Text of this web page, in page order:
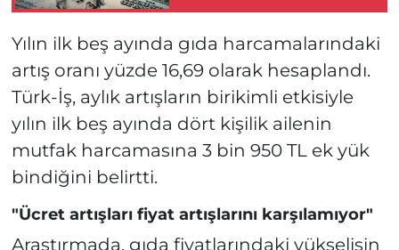
Yılın ilk beş ayında gıda harcamalarındaki
artış oranı yüzde 16,69 olarak hesaplandı.
Türk-İş, aylık artışların birikimli etkisiyle
yılın ilk beş ayında dört kişilik ailenin
mutfak harcamasına 3 bin 950 TL ek yük
bindiğini belirtti.
"Ücret artışları fiyat artışlarını karşılamıyor"
Araştırmada, gıda fiyatlarındaki yükselişin